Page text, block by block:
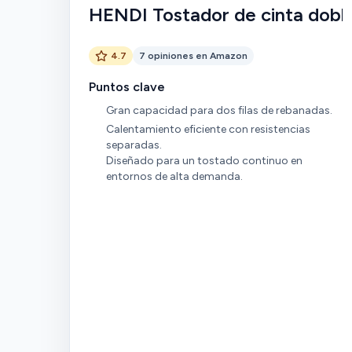
HENDI Tostador de cinta
4.7 7 opiniones en Amazon
Puntos clave
Gran capacidad para dos filas de rebanadas.
Calentamiento eficiente con resistencias
separadas.
Diseñado para un tostado continuo en
entornos de alta demanda.